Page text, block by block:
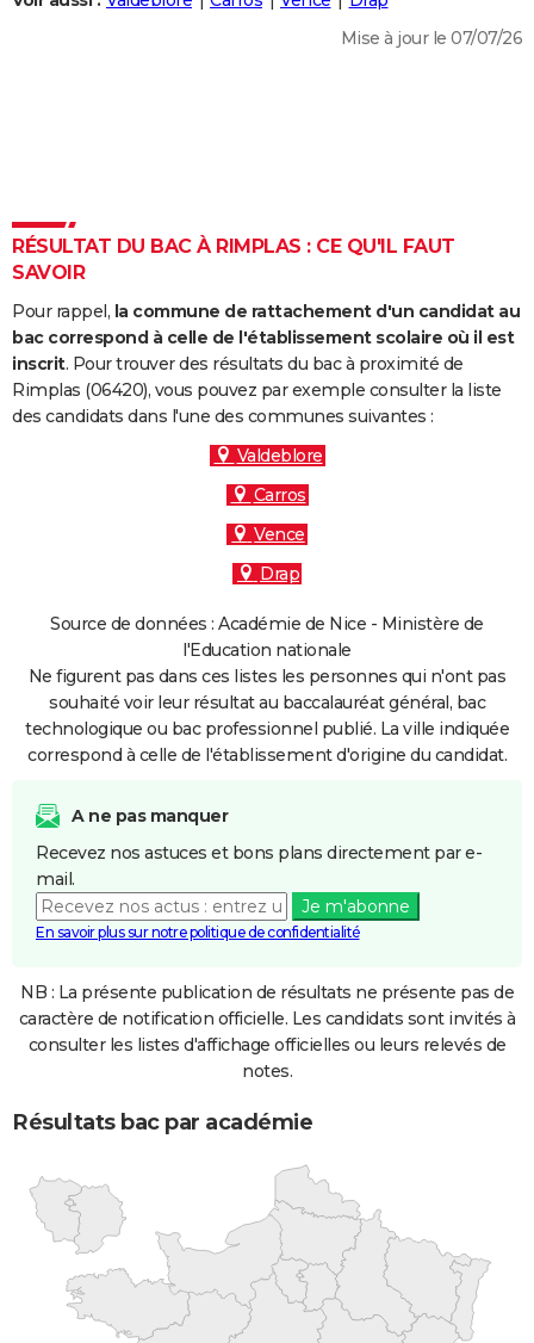
DICTIONNAIRE
Dictionnaire
Biographies
Citations
Expressions
Proverbes
PROGRAMME TV
COPAINS D'AVANT
S'inscrire
Se connecter
Lycées
Collèges
Primaires
Universités
Entreprises
Service militaire
Avis de recherche
AVIS DE DÉCÈS
FORUM
Mise à jour le 07/07/26
RÉSULTAT DU BAC À RIMPLAS : CE QU'IL FAUT
SAVOIR
Pour rappel, la commune de rattachement d'un candidat au
bac correspond à celle de l'établissement scolaire où il est
inscrit. Pour trouver des résultats du bac à proximité de
Rimplas (06420), vous pouvez par exemple consulter la liste
des candidats dans l'une des communes suivantes :
Valdeblore
Carros
Vence
Drap
Source de données : Académie de Nice - Ministère de
l'Education nationale
Ne figurent pas dans ces listes les personnes qui n'ont pas
souhaité voir leur résultat au baccalauréat général, bac
technologique ou bac professionnel publié. La ville indiquée
correspond à celle de l'établissement d'origine du candidat.
A ne pas manquer
Recevez nos astuces et bons plans directement par e-
mail.
Je m'abonne
En savoir plus sur notre politique de confidentialité
NB : La présente publication de résultats ne présente pas de
caractère de notification officielle. Les candidats sont invités à
consulter les listes d'affichage officielles ou leurs relevés de
notes.
Résultats bac par académie